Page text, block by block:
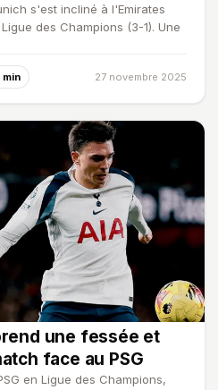
s'est incliné à l'Emirates
des Champions (3-1). Une
min 27 novembre 2025
une fessée et
face au PSG
en Ligue des Champions,